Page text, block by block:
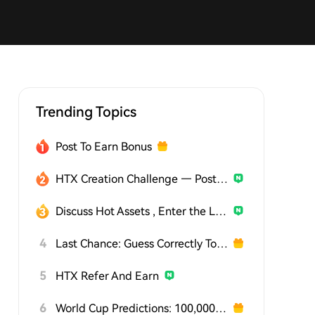
Trending Topics
Post To Earn Bonus
HTX Creation Challenge — Post and Win 1,500U
Discuss Hot Assets , Enter the Lucky Draw
4 Last Chance: Guess Correctly Today and Win More
5 HTX Refer And Earn
6 World Cup Predictions: 100,000 USDT Daily